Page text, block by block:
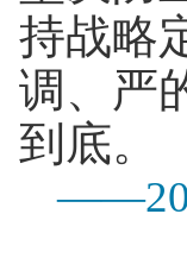
持战略
调、严
到底。